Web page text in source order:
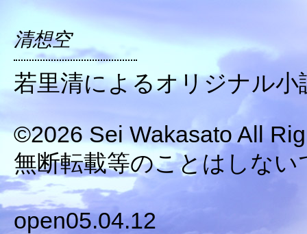
清想空
若里清によるオリジナル小
©2026 Sei Wakasato All
無断転載等のことはしな
open05.04.12